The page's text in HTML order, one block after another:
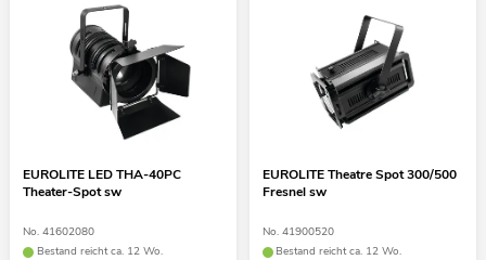
EUROLITE LED THA-40PC
Theater-Spot sw
No. 41602080
Bestand reicht ca. 12 Wo.
EUROLITE Theatre Spot 300/500
Fresnel sw
No. 41900520
Bestand reicht ca. 12 Wo.